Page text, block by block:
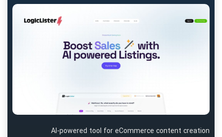
AI-powered tool for eCommerce content creation